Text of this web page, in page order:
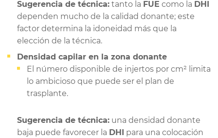
Sugerencia de técnica: tanto la FUE como la DHI
dependen mucho de la calidad donante; este
factor determina la idoneidad más que la
elección de la técnica.
Densidad capilar en la zona donante
El número disponible de injertos por cm² limita
lo ambicioso que puede ser el plan de
trasplante.
Sugerencia de técnica: una densidad donante
baja puede favorecer la DHI
para una colocación